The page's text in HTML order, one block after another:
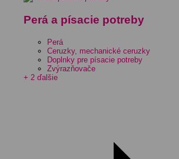
Perá a písacie potreby
Perá
Ceruzky, mechanické ceruzky
Doplnky pre písacie potreby
Zvýrazňovače
+ 2 ďalšie